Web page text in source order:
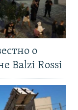
о
Balzi Rossi